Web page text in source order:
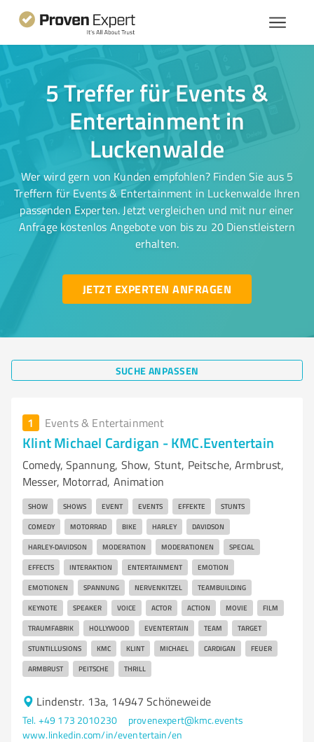
5 Treffer für Events &
Entertainment in
Luckenwalde
Wer wird gern von Kunden empfohlen? Finden Sie aus 5
Treffern für Events & Entertainment in Luckenwalde Ihren
passenden Experten. Jetzt vergleichen und mit nur einer
Anfrage kostenlos Angebote von bis zu 20 Dienstleistern
erhalten.
JETZT EXPERTEN ANFRAGEN
SUCHE ANPASSEN
1 Events & Entertainment
Klint Michael Cardigan - KMC.Eventertain
Comedy, Spannung, Show, Stunt, Peitsche, Armbrust,
Messer, Motorrad, Animation
SHOW SHOWS EVENT EVENTS EFFEKTE STUNTS
COMEDY MOTORRAD BIKE HARLEY DAVIDSON
HARLEY-DAVIDSON MODERATION MODERATIONEN SPECIAL
EFFECTS INTERAKTION ENTERTAINMENT EMOTION
EMOTIONEN SPANNUNG NERVENKITZEL TEAMBUILDING
KEYNOTE SPEAKER VOICE ACTOR ACTION MOVIE FILM
TRAUMFABRIK HOLLYWOOD EVENTERTAIN TEAM TARGET
STUNTILLUSIONS KMC KLINT MICHAEL CARDIGAN FEUER
ARMBRUST PEITSCHE THRILL
Lindenstr. 13a, 14947 Schöneweide
Tel. +49 173 2010230
provenexpert@kmc.events
www.linkedin.com/in/eventertain/en